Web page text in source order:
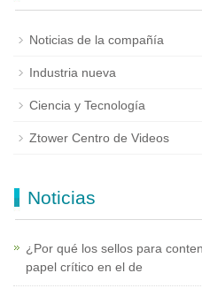
Noticias de la compañía
Industria nueva
Ciencia y Tecnología
Ztower Centro de Videos
Noticias
¿Por qué los sellos para
papel crítico en el de